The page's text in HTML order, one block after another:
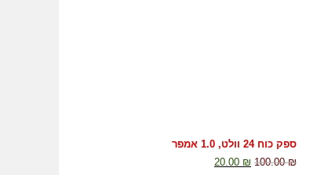
ספק כוח 24 וולט, 1.0 אמפר
100.00₪
20.00 ₪